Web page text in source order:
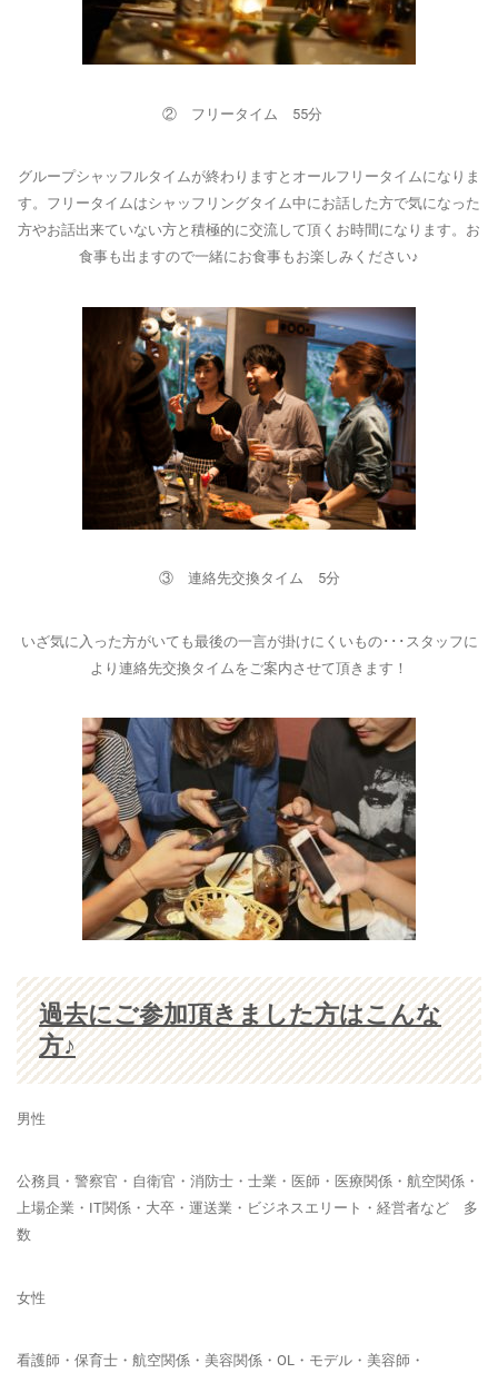
② フリータイム 55分
グループシャッフルタイムが終わりますとオールフリータイムになりま
す。フリータイムはシャッフリングタイム中にお話した方で気になった
方やお話出来ていない方と積極的に交流して頂くお時間になります。お
食事も出ますので一緒にお食事もお楽しみください♪
③ 連絡先交換タイム 5分
いざ気に入った方がいても最後の一言が掛けにくいもの･･･スタッフに
より連絡先交換タイムをご案内させて頂きます！
過去にご参加頂きました方はこんな
方♪
男性
公務員・警察官・自衛官・消防士・士業・医師・医療関係・航空関係・
上場企業・IT関係・大卒・運送業・ビジネスエリート・経営者など 多
数
女性
看護師・保育士・航空関係・美容関係・OL・モデル・美容師・